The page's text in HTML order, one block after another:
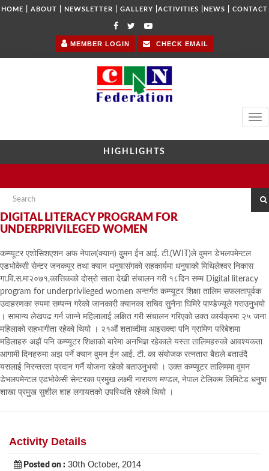
HOME ABOUT NEWSLETTER GALLERY ACTIVITIES NEWS CONTACT
MEMBER LOGIN CHECK EMAIL
HIGHLIGHTS
DIGITAL LITERACY PROGRAM FOR
UNDERPRIVILEGED WOMEN
कम्प्यूटर एशोसिशएशन अफ नेपाल(क्यान) वुुमन ईन आई. टी.(WIT)ले वुमन डेभलपमेन्टल
एडभोकेसी सेन्टर जनकपुर तथा क्यान धनुुषासंगको सहकार्यमा धनुुषाको मिथिलेश्वर निकास
गा.वि.स.मा२०७१,कात्तिकको दोस्रो साता देखी संचालन गरी १८दिन सम्म Digital literacy
program for underprivileged women अन्तर्गत कम्प्यूटर शिक्षा तालिम सफलतापूर्वक
उदाहरणका रुपमा सम्पन्न गरेको जानकारी क्यानका सचिव सुुनैना घिमिरे पाण्डेज्यूले गराउनुुभयो
। सामान्य लेखपढ गर्न जान्ने महिलालाई लक्षित गरी संचालन गरिएको उक्त कार्यक्रमा २५ जना
महिलाको सहभागीता रहेको थियो । २१औं शताव्दीमा आइसक्दा पनि ग्रामिण परिबेशमा
महिलाहरु अझैं पनि कम्प्यूटर शिक्षाको बारेमा अनभिज्ञ रहेकाले यस्ता तालिमहरुको आवश्यकता
आगामी दिनहरुमा अझ पर्ने क्यान वुमन ईन आई. टी. का संयोजक रत्नतारा बैद्यले बताउंदै
यसलाई निरन्तरता प्रदान गर्नै योजना रहेको बताउनुुभयो । उक्त कम्प्यूटर तालिममा वुमन
डेभलपमेन्टल एडभोकेसी सेन्टरका प्रमुुख लक्ष्मी नारायण मण्डल, नेपाल टेलिकम लिमिटेड धनुुषा
शाखा प्रमुुख सुशील शाह लगायतको उपस्थिति रहेको थियो ।
Activity Details
Posted on : 30th October, 2014